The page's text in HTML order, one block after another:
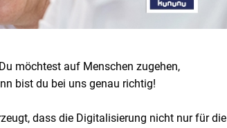
möchtest auf Menschen zugehen,
bist du bei uns genau richtig!
dass die Digitalisierung nicht nur für die